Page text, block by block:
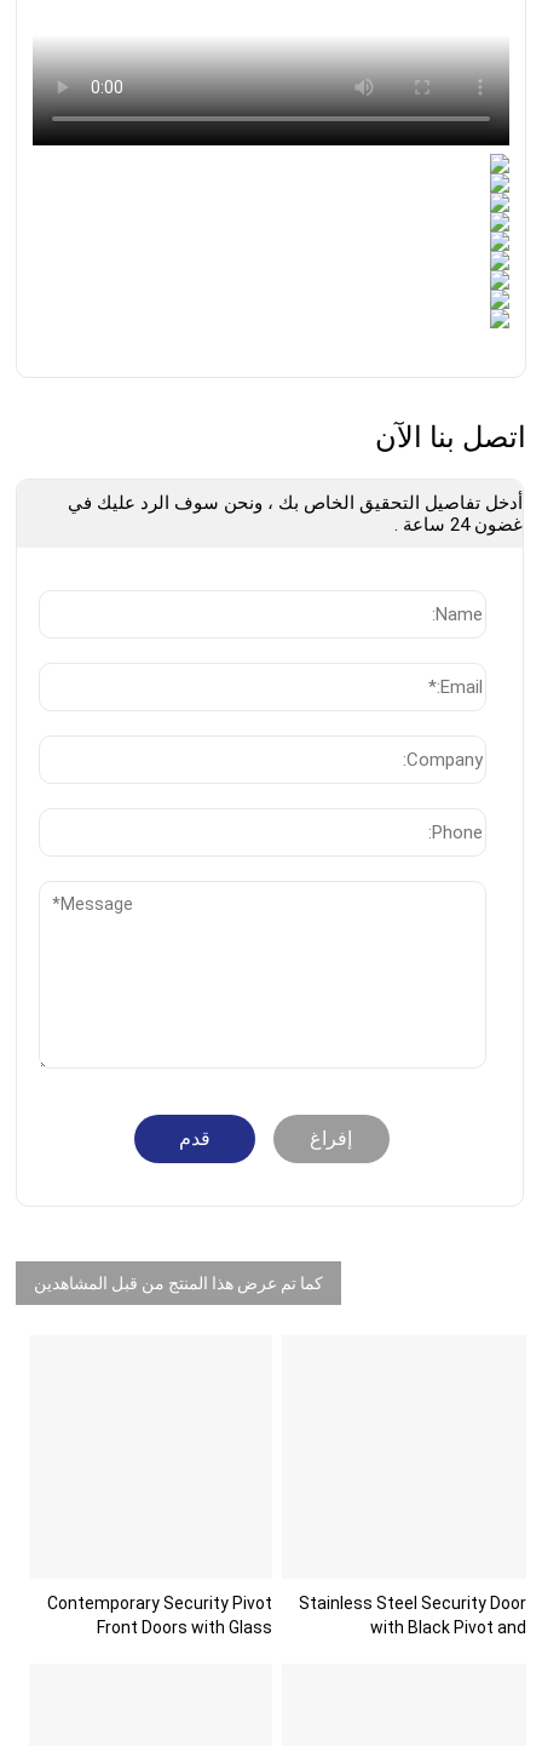
اتصل بنا الآن
أدخل تفاصيل التحقيق الخاص بك ، ونحن سوف الرد عليك في
غضون 24 ساعة .
قدم إفراغ
كما تم عرض هذا المنتج من قبل المشاهدين
Stainless Steel Security Door
with Black Pivot and
Contemporary Security Pivot
Front Doors with Glass